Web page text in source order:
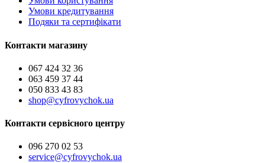
Умови кредитування
Подяки та сертифікати
Контакти магазину
067 424 32 36
063 459 37 44
050 833 43 83
shop@cyfrovychok.ua
Контакти сервісного центру
096 270 02 53
service@cyfrovychok.ua